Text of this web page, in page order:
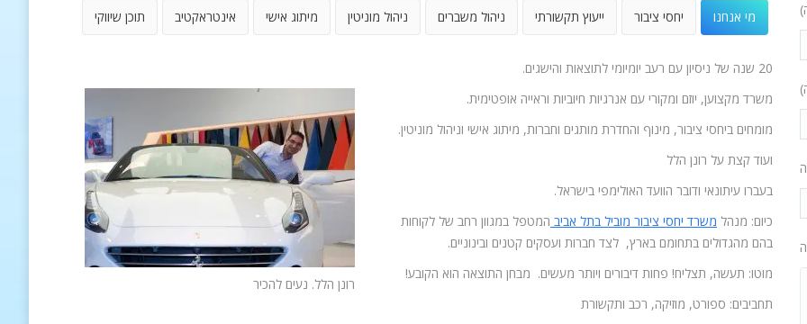
מי אנחנו יחסי ציבור ייעוץ תקשורתי ניהול משברים ניהול מוניטין מיתוג אישי אינטראקטיב תוכן שיווקי
20 שנה של ניסיון עם רעב יומיומי לתוצאות והישגים.
רונן הלל. נעים להכיר
משרד מקצוען, יוזם ומקורי עם אנרגיות חיוביות וראייה אופטימית.
מומחים ביחסי ציבור, מינוף והחדרת מותגים וחברות, מיתוג אישי וניהול מוניטין.
ועוד קצת על רונן הלל
בעברו עיתונאי ודובר הוועד האולימפי בישראל.
כיום: מנהל משרד יחסי ציבור מוביל בתל אביב המטפל במגוון רחב של לקוחות
בהם מהגדולים בתחומם בארץ, לצד חברות ועסקים קטנים ובינוניים.
מוטו: תעשה, תצליח! פחות דיבורים ויותר מעשים. מבחן התוצאה הוא הקובע!
תחביבים: ספורט, מוזיקה, רכב ותקשורת